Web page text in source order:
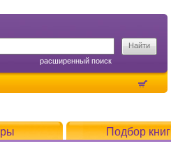
расширенный поиск
Подбор книг